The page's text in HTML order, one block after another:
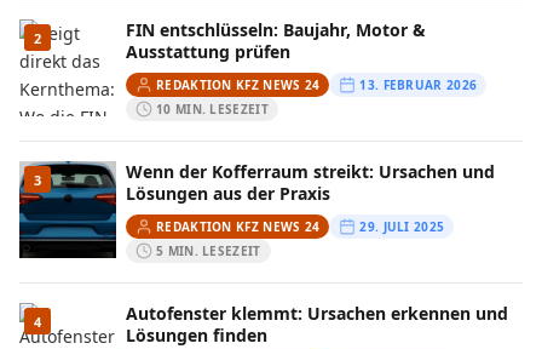
2
FIN entschlüsseln: Baujahr, Motor &
Ausstattung prüfen
REDAKTION KFZ NEWS 24
13. FEBRUAR 2026
10 MIN. LESEZEIT
3
Wenn der Kofferraum streikt: Ursachen und
Lösungen aus der Praxis
REDAKTION KFZ NEWS 24
29. JULI 2025
5 MIN. LESEZEIT
4
Autofenster klemmt: Ursachen erkennen und
Lösungen finden